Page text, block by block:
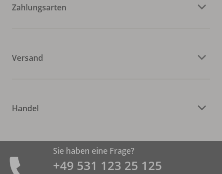
Zahlungsarten
Versand
Handel
Sie haben eine Frage?
+49 531 ­123 25 125